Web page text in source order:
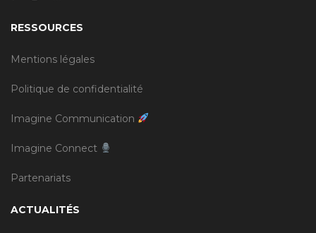
RESSOURCES
Mentions légales
Politique de confidentialité
Imagine Communication
Imagine Connect
Partenariats
ACTUALITÉS